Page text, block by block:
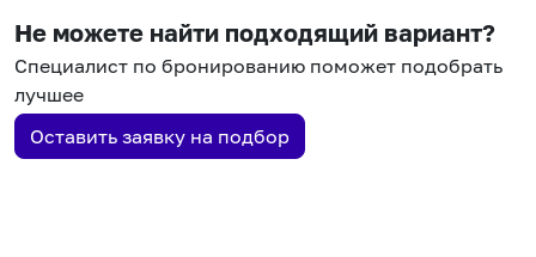
Не можете найти подходящий вариант?
Специалист по бронированию поможет подобрать
лучшее
Оставить заявку на подбор